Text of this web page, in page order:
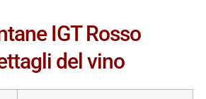
IGT Rosso
del vino